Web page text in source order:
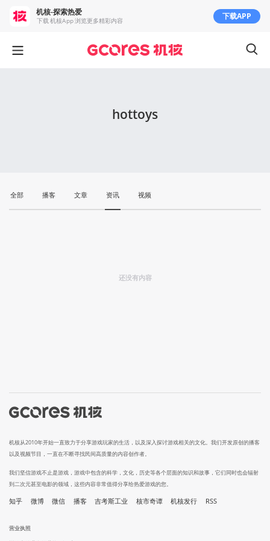
hottoys
全部 播客 文章 资讯 视频
还没有内容
机核从2010年开始一直致力于分享游戏玩家的生活，以及深入探讨游戏相关的文化。我们开发原创的播客
以及视频节目，一直在不断寻找民间高质量的内容创作者。
我们坚信游戏不止是游戏，游戏中包含的科学，文化，历史等各个层面的知识和故事，它们同时也会辐射
到二次元甚至电影的领域，这些内容非常值得分享给热爱游戏的您。
知乎 微博 微信 播客 吉考斯工业 核市奇谭 机核发行 RSS
营业执照
机核-探索热爱
下载 机核App 浏览更多精彩内容 下载APP